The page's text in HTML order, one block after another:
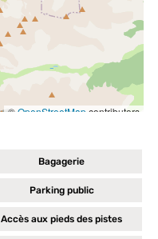
Bagagerie
Parking public
Accès aux pieds des pistes